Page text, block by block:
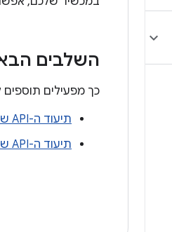
השלבים
כך מפעילים
תיעוד ה-API של Camera2 Extensions
תיעוד ה-API של CameraX Extensions